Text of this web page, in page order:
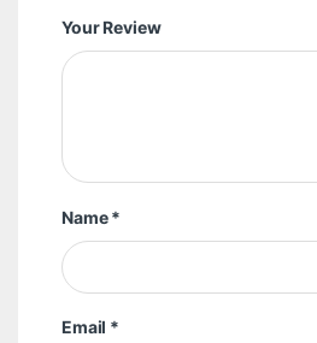
Your Review
Name*
Email *